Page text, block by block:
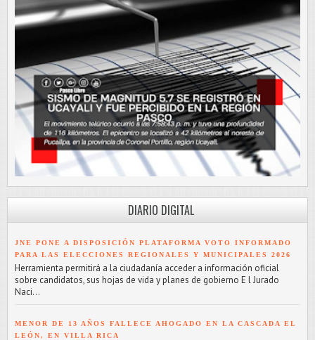
DIARIO DIGITAL
JNE PONE A DISPOSICIÓN PLATAFORMA VOTO INFORMADO
PARA LAS ELECCIONES REGIONALES Y MUNICIPALES 2026
Herramienta permitirá a la ciudadanía acceder a información oficial
sobre candidatos, sus hojas de vida y planes de gobierno E l Jurado
Naci...
MENOR DE 13 AÑOS FALLECE AHOGADO EN LA CASCADA EL
LEÓN, EN VILLA RICA